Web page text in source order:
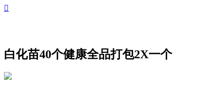

白化苗40个健康全品打包2X一个